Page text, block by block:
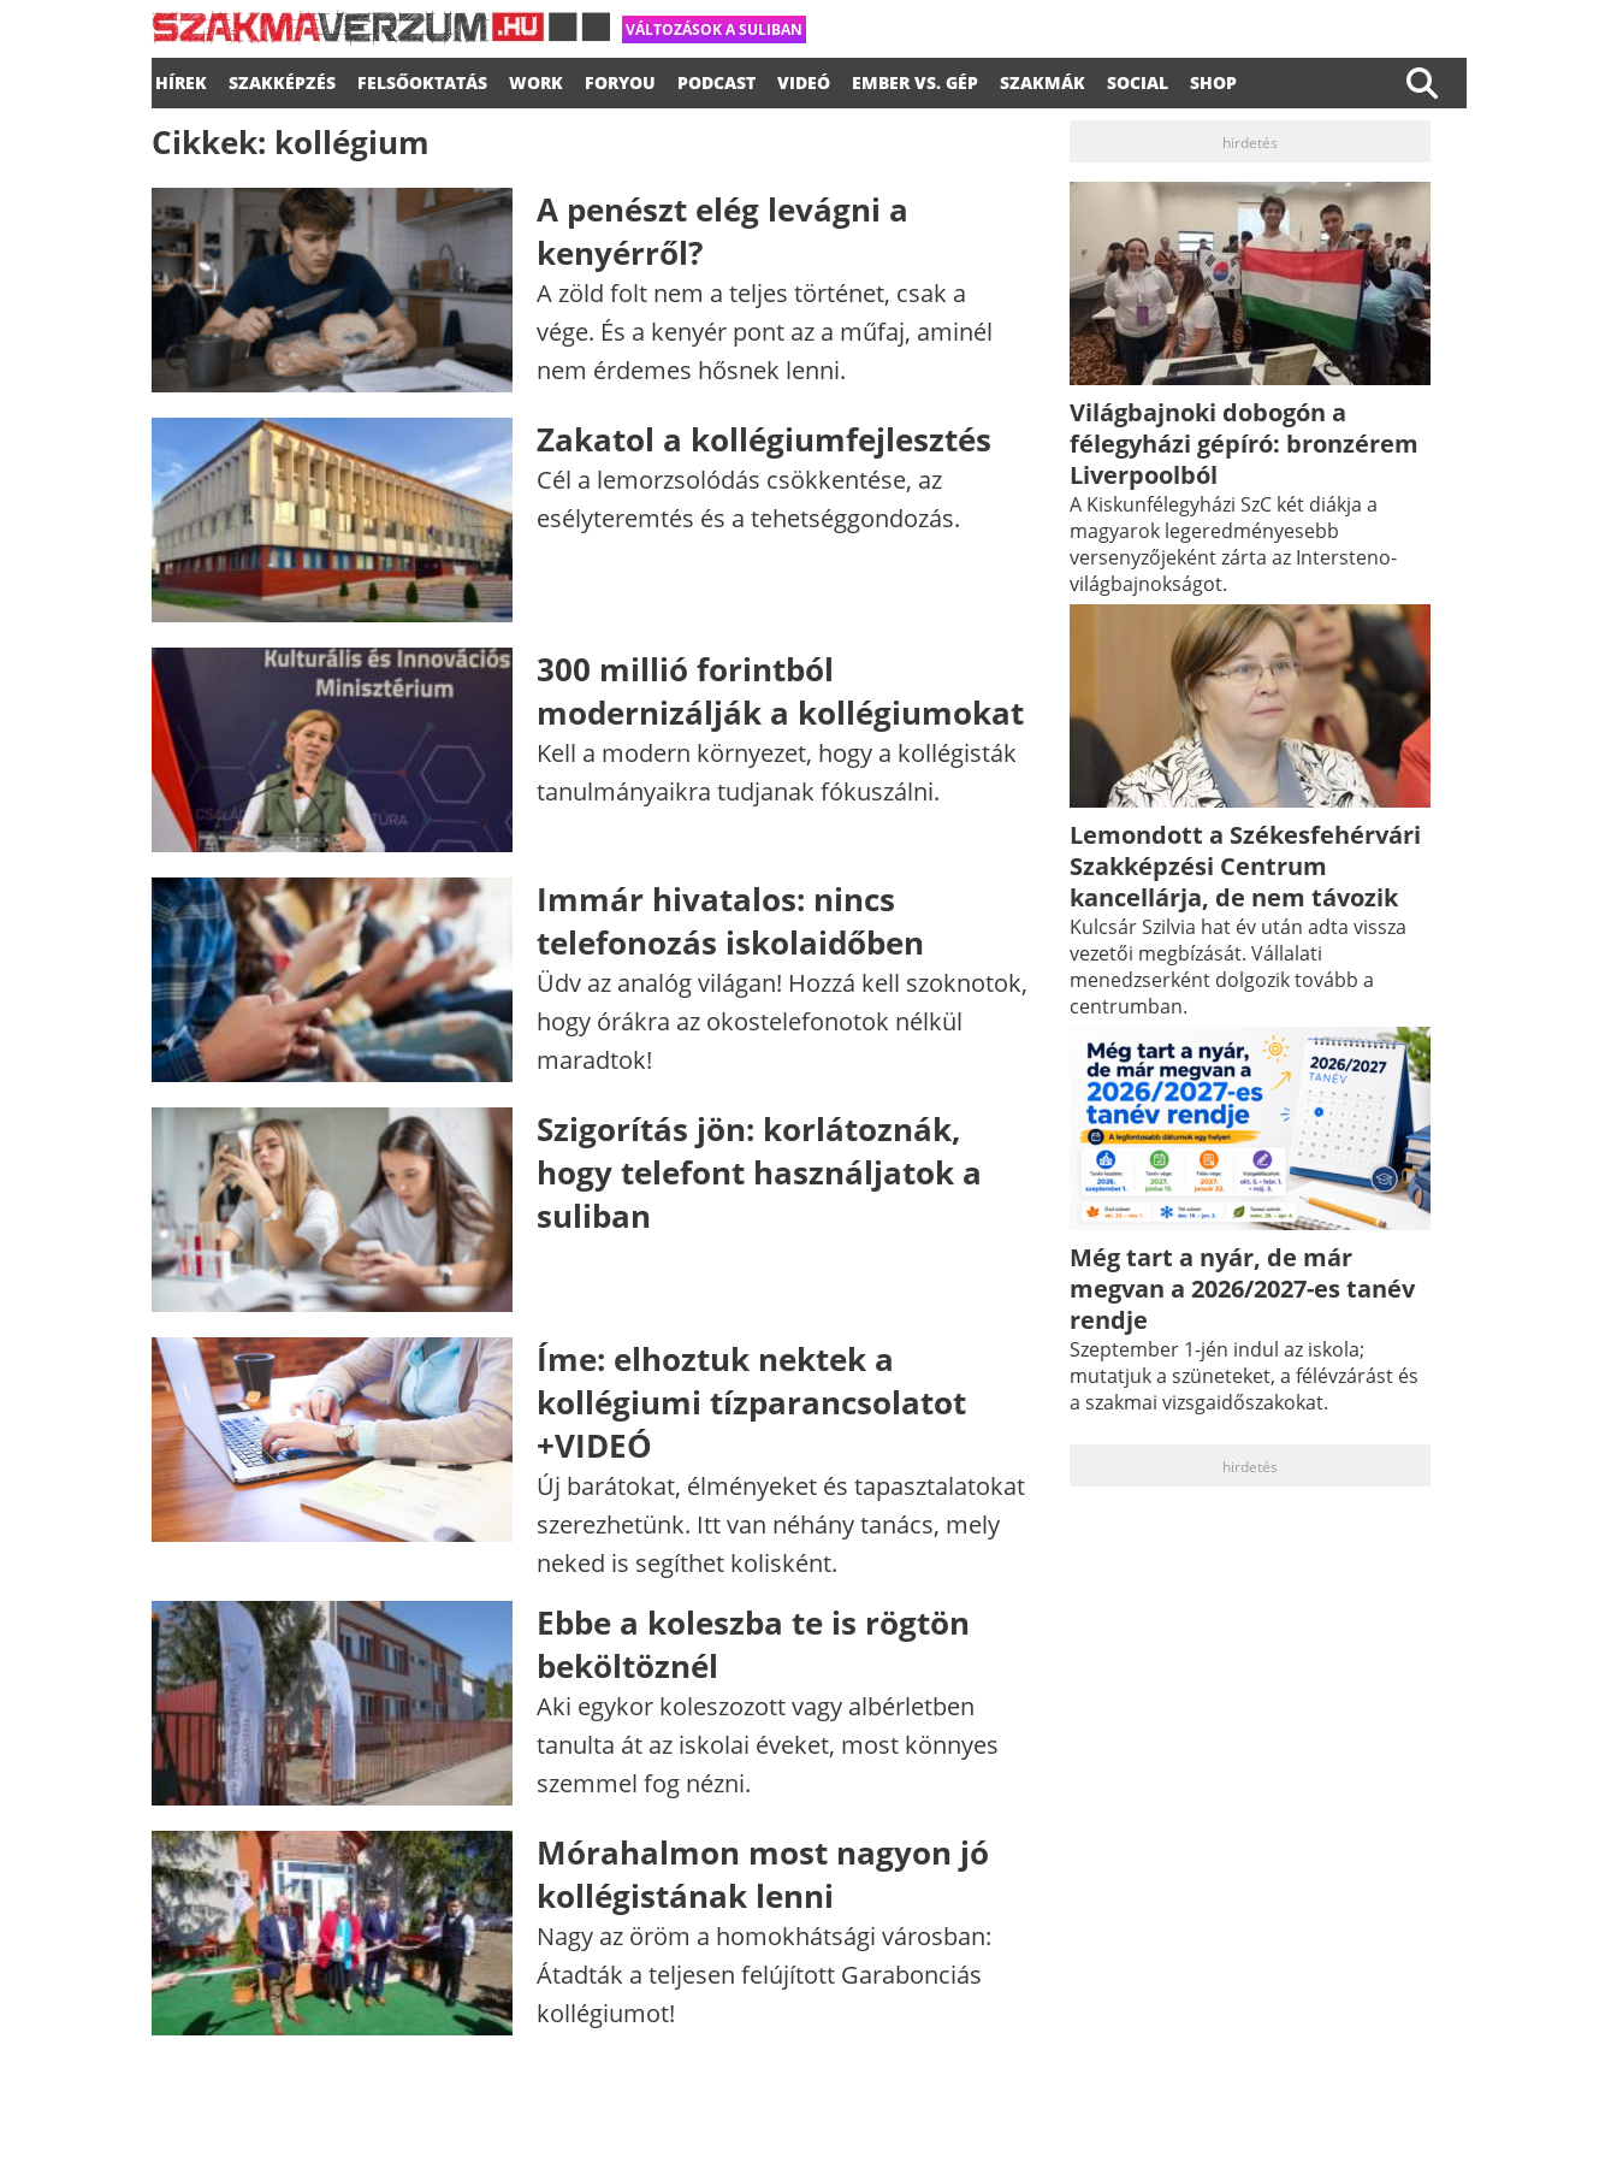
VÁLTOZÁSOK A SULIBAN
HÍREK SZAKKÉPZÉS FELSŐOKTATÁS WORK FORYOU PODCAST VIDEÓ EMBER VS. GÉP SZAKMÁK SOCIAL SHOP
Cikkek: kollégium
A penészt elég levágni a
kenyérről?
A zöld folt nem a teljes történet, csak a
vége. És a kenyér pont az a műfaj, aminél
nem érdemes hősnek lenni.
Zakatol a kollégiumfejlesztés
Cél a lemorzsolódás csökkentése, az
esélyteremtés és a tehetséggondozás.
300 millió forintból
modernizálják a kollégiumokat
Kell a modern környezet, hogy a kollégisták
tanulmányaikra tudjanak fókuszálni.
Immár hivatalos: nincs
telefonozás iskolaidőben
Üdv az analóg világan! Hozzá kell szoknotok,
hogy órákra az okostelefonotok nélkül
maradtok!
Szigorítás jön: korlátoznák,
hogy telefont használjatok a
suliban
Íme: elhoztuk nektek a
kollégiumi tízparancsolatot
+VIDEÓ
Új barátokat, élményeket és tapasztalatokat
szerezhetünk. Itt van néhány tanács, mely
neked is segíthet kolisként.
Ebbe a koleszba te is rögtön
beköltöznél
Aki egykor koleszozott vagy albérletben
tanulta át az iskolai éveket, most könnyes
szemmel fog nézni.
Mórahalmon most nagyon jó
kollégistának lenni
Nagy az öröm a homokhátsági városban:
Átadták a teljesen felújított Garabonciás
kollégiumot!
hirdetés
Világbajnoki dobogón a
félegyházi gépíró: bronzérem
Liverpoolból
A Kiskunfélegyházi SzC két diákja a
magyarok legeredményesebb
versenyzőjeként zárta az Intersteno-
világbajnokságot.
Lemondott a Székesfehérvári
Szakképzési Centrum
kancellárja, de nem távozik
Kulcsár Szilvia hat év után adta vissza
vezetői megbízását. Vállalati
menedzserként dolgozik tovább a
centrumban.
Még tart a nyár, de már
megvan a 2026/2027-es tanév
rendje
Szeptember 1-jén indul az iskola;
mutatjuk a szüneteket, a félévzárást és
a szakmai vizsgaidőszakokat.
hirdetés